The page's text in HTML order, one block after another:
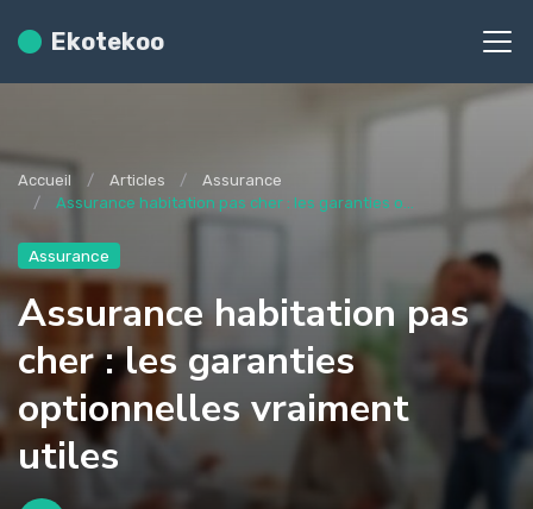
Ekotekoo
Accueil Articles
Assurance
Assurance habitation pas cher : les garanties o...
Assurance
Assurance habitation pas
cher : les garanties
optionnelles vraiment
utiles